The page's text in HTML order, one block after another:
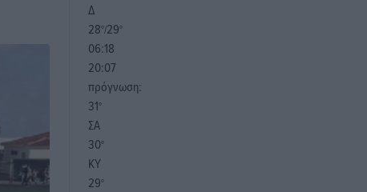
Δ
28°/29°
06:18
20:07
πρόγνωση:
31°
ΣΑ
30°
ΚΥ
29°